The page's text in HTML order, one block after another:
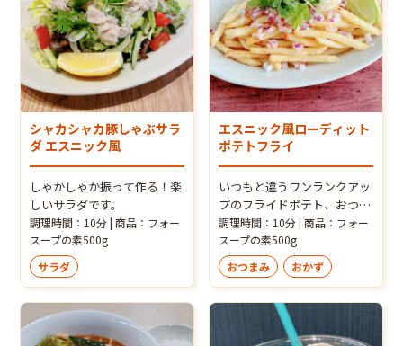
シャカシャカ豚しゃぶサラ
ダ エスニック風
しゃかしゃか振って作る！楽
しいサラダです。
調理時間：10分 | 商品：フォー
スープの素500g
サラダ
エスニック風ローディット
ポテトフライ
いつもと違うワンランクアッ
プのフライドポテト、おつま
みやパーティにも
調理時間：10分 | 商品：フォー
スープの素500g
おつまみ
おかず